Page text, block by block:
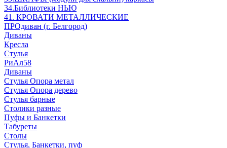
34.Библиотеки НЬЮ
41. КРОВАТИ МЕТАЛЛИЧЕСКИЕ
ПРОдиван (г. Белгород)
Диваны
Кресла
Стулья
РиАл58
Диваны
Стулья Опора метал
Стулья Опора дерево
Стулья барные
Столики разные
Пуфы и Банкетки
Табуреты
Столы
Стулья, Банкетки, пуф